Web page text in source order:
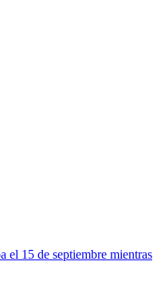
15 de septiembre mientras